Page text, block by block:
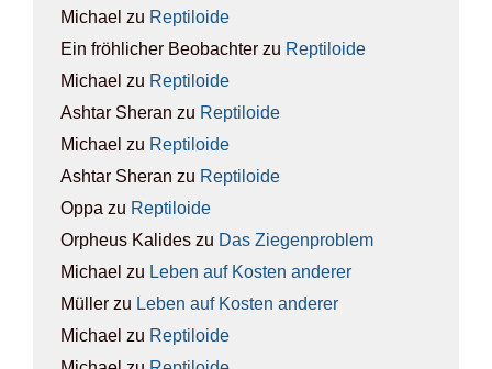
Michael zu Rep­ti­lo­ide
Ein fröhlicher Beobachter zu Rep­ti­lo­ide
Michael zu Rep­ti­lo­ide
Ashtar Sheran zu Rep­ti­lo­ide
Michael zu Rep­ti­lo­ide
Ashtar Sheran zu Rep­ti­lo­ide
Oppa zu Rep­ti­lo­ide
Orpheus Kalides zu Das Zie­gen­pro­blem
Michael zu Leben auf Kos­ten ande­rer
Müller zu Leben auf Kos­ten ande­rer
Michael zu Rep­ti­lo­ide